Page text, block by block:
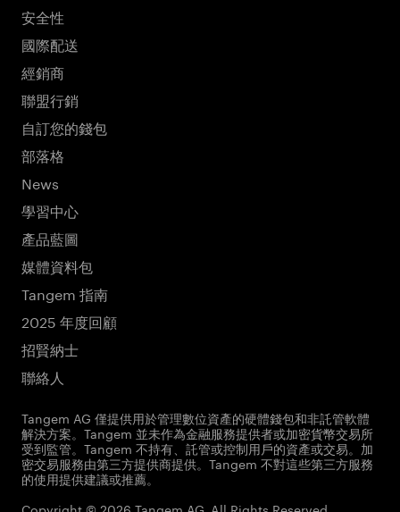
安全性
國際配送
經銷商
聯盟行銷
自訂您的錢包
部落格
News
學習中心
產品藍圖
媒體資料包
Tangem 指南
2025 年度回顧
招賢納士
聯絡人
Tangem AG 僅提供用於管理數位資產的硬體錢包和非託管軟體
解決方案。Tangem 並未作為金融服務提供者或加密貨幣交易所
受到監管。Tangem 不持有、託管或控制用戶的資產或交易。加
密交易服務由第三方提供商提供。Tangem 不對這些第三方服務
的使用提供建議或推薦。